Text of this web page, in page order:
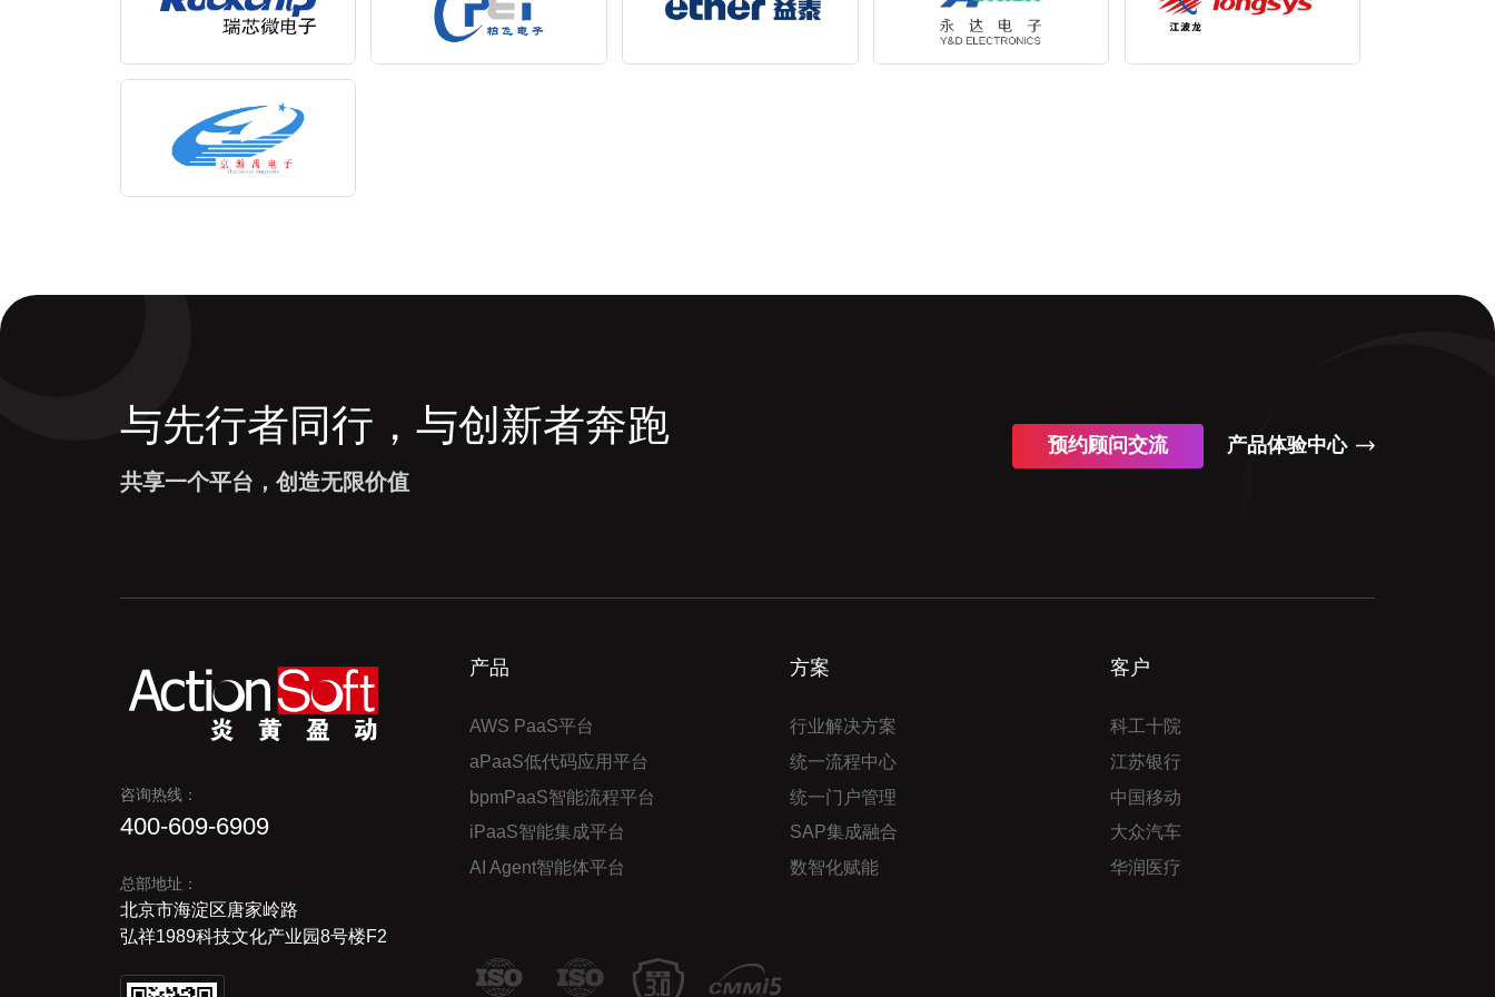
与先行者同行，与创新者奔跑
共享一个平台，创造无限价值
预约顾问交流 产品体验中心
咨询热线：
400-609-6909
总部地址：
北京市海淀区唐家岭路
弘祥1989科技文化产业园8号楼F2
产品
AWS PaaS平台
aPaaS低代码应用平台
bpmPaaS智能流程平台
iPaaS智能集成平台
AI Agent智能体平台
方案
行业解决方案
统一流程中心
统一门户管理
SAP集成融合
数智化赋能
客户
科工十院
江苏银行
中国移动
大众汽车
华润医疗